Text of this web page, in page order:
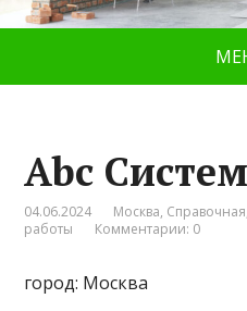
Аbc
04.06.2024 Москва, Справочная
работы
Комментарии: 0
город: Москва